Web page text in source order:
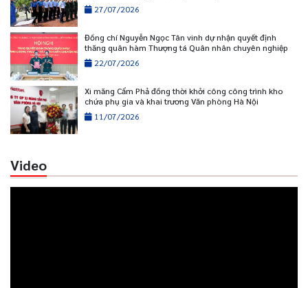
27/07/2026
Đồng chí Nguyễn Ngọc Tân vinh dự nhận quyết định
thăng quân hàm Thượng tá Quân nhân chuyên nghiệp
22/07/2026
Xi măng Cẩm Phả đồng thời khởi công công trình kho
chứa phụ gia và khai trương Văn phòng Hà Nội
11/07/2026
Video